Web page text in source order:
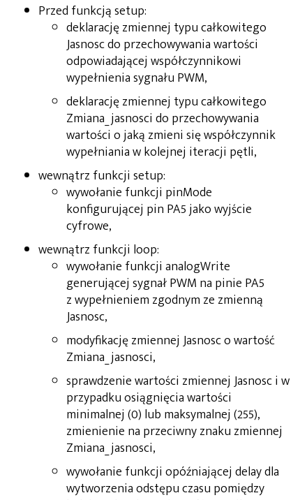
Przed funkcją setup:
deklarację zmiennej typu całkowitego
Jasnosc do przechowywania wartości
odpowiadającej współczynnikowi
wypełnienia sygnału PWM,
deklarację zmiennej typu całkowitego
Zmiana_jasnosci do przechowywania
wartości o jaką zmieni się współczynnik
wypełniania w kolejnej iteracji pętli,
wewnątrz funkcji setup:
wywołanie funkcji pinMode
konfigurującej pin PA5 jako wyjście
cyfrowe,
wewnątrz funkcji loop:
wywołanie funkcji analogWrite
generującej sygnał PWM na pinie PA5
z wypełnieniem zgodnym ze zmienną
Jasnosc,
modyfikację zmiennej Jasnosc o wartość
Zmiana_jasnosci,
sprawdzenie wartości zmiennej Jasnosc i w
przypadku osiągnięcia wartości
minimalnej (0) lub maksymalnej (255),
zmienienie na przeciwny znaku zmiennej
Zmiana_jasnosci,
wywołanie funkcji opóźniającej delay dla
wytworzenia odstępu czasu pomiędzy